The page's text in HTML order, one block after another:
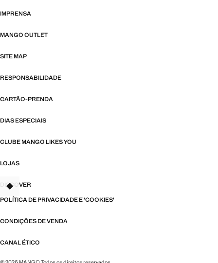
IMPRENSA
MANGO OUTLET
SITE MAP
RESPONSABILIDADE
CARTÃO-PRENDA
DIAS ESPECIAIS
CLUBE MANGO LIKES YOU
LOJAS
DISCOVER
POLÍTICA DE PRIVACIDADE E 'COOKIES'
CONDIÇÕES DE VENDA
CANAL ÉTICO